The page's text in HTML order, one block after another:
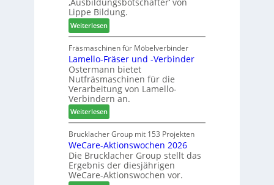
n
t
r
e
f
f
e
i
n
n
:
N
e
u
e
r
G
e
s
c
h
ä
f
t
s
f
Lippe Bildung.
Weiterlesen:
A
u
s
z
e
i
c
h
n
u
n
g
e
n
Fräsmaschinen für Möbelverbinder
Lamello-Fräser und -Verbinder
Ostermann bietet
Nutfräsmaschinen für die
Verarbeitung von Lamello-
Verbindern an.
Weiterlesen:
L
a
m
e
l
l
Brucklacher Group mit 153 Projekten
WeCare-Aktionswochen 2026
Die Brucklacher Group stellt das
Ergebnis der diesjährigen
WeCare-Aktionswochen vor.